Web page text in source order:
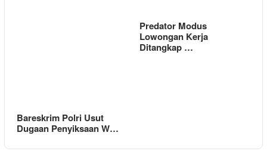
Bareskrim Polri Usut
Dugaan Penyiksaan W…
Predator Modus
Lowongan Kerja
Ditangkap …